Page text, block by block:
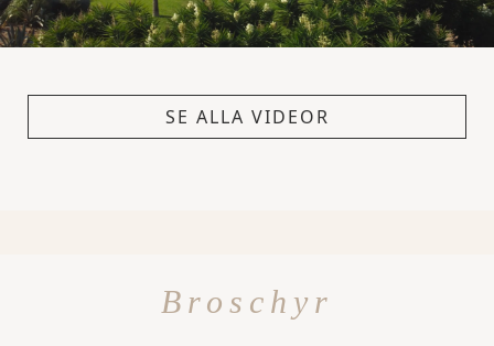
SE ALLA VIDEOR
Broschyr